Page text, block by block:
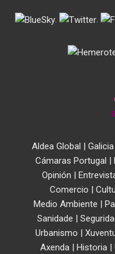
. .
Aldea Global | Galicia
Cámaras Portugal |
Opinión |
Comercio |
Medio Ambiente |
Sanidade |
Urbanismo |
Axenda| Historia|